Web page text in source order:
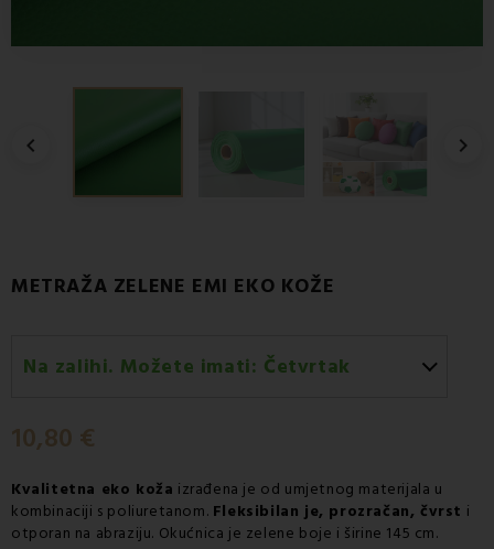
 
METRAŽA ZELENE EMI EKO KOŽE
Na zalihi. Možete imati: Četvrtak
10,80 €
Kvalitetna eko koža izrađena je od umjetnog materijala u
kombinaciji s poliuretanom. Fleksibilan je, prozračan, čvrst i
otporan na abraziju. Okućnica je zelene boje i širine 145 cm.